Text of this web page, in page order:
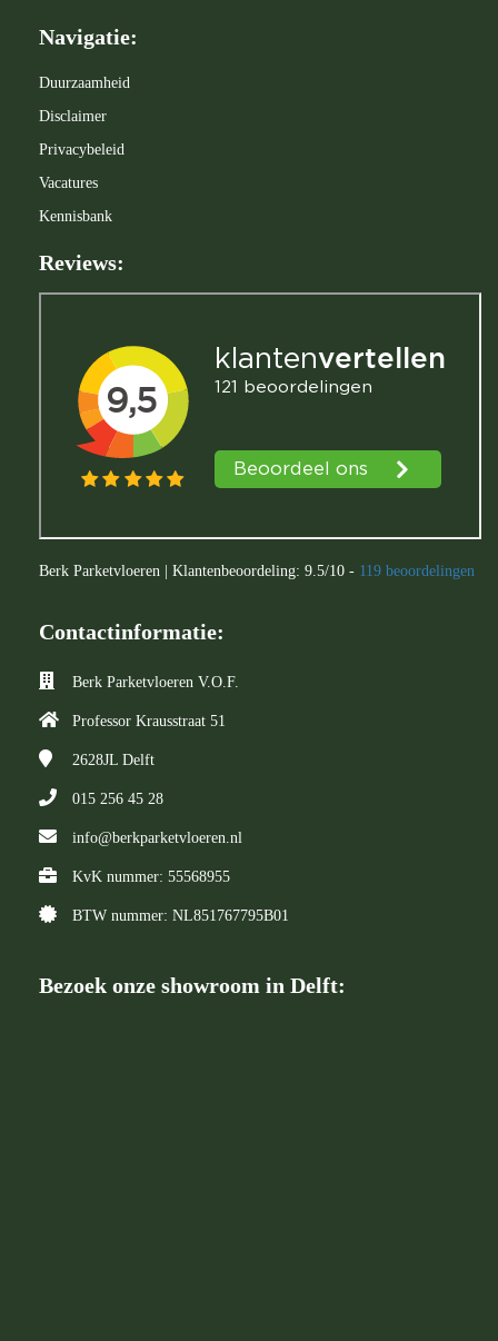
Navigatie:
Duurzaamheid
Disclaimer
Privacybeleid
Vacatures
Kennisbank
Reviews:
Berk Parketvloeren Klantenbeoordeling: 9.5/10 - 119 beoordelingen
Contactinformatie:
Berk Parketvloeren V.O.F.
Professor Krausstraat 51
2628JL Delft
015 256 45 28
info@berkparketvloeren.nl
KvK nummer: 55568955
BTW nummer: NL851767795B01
Bezoek onze showroom in Delft: